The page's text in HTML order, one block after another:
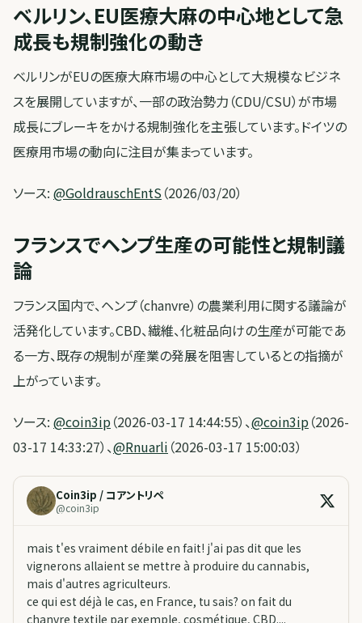
ベルリン、EU医療大麻の中心地として急
成長も規制強化の動き
ベルリンがEUの医療大麻市場の中心として大規模なビジネ
スを展開していますが、一部の政治勢力（CDU/CSU）が市場
成長にブレーキをかける規制強化を主張しています。ドイツの
医療用市場の動向に注目が集まっています。
ソース: @GoldrauschEntS（2026/03/20）
フランスでヘンプ生産の可能性と規制議
論
フランス国内で、ヘンプ（chanvre）の農業利用に関する議論が
活発化しています。CBD、繊維、化粧品向けの生産が可能であ
る一方、既存の規制が産業の発展を阻害しているとの指摘が
上がっています。
ソース: @coin3ip（2026-03-17 14:44:55）、@coin3ip（2026-
03-17 14:33:27）、@Rnuarli （2026-03-17 15:00:03）
Coin3ip / コアントリペ
@coin3ip
mais t'es vraiment débile en fait! j'ai pas dit que les
vignerons allaient se mettre à produire du cannabis,
mais d'autres agriculteurs.
ce qui est déjà le cas, en France, tu sais? on fait du
chanvre textile par exemple, cosmétique, CBD....